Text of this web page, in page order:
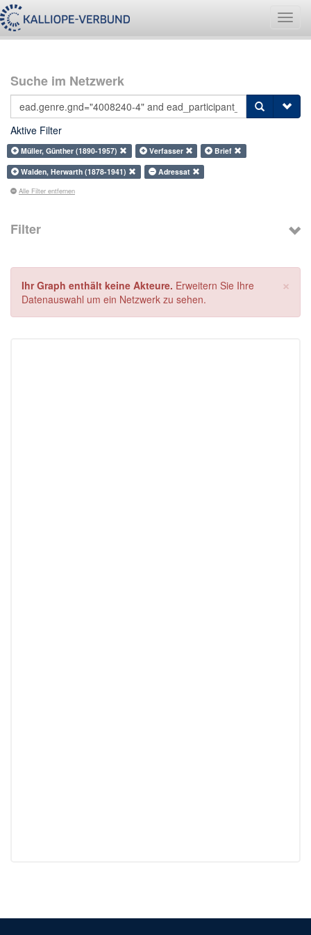
Suche im Netzwerk
Aktive Filter
Müller, Günther (1890-1957) Verfasser
Brief
Walden, Herwarth (1878-1941)
Adressat
Alle Filter entfernen
Filter
×
Ihr Graph enthält keine Akteure. Erweitern Sie Ihre
Datenauswahl um ein Netzwerk zu sehen.